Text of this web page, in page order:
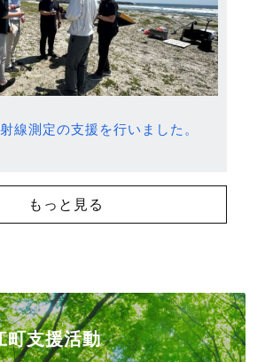
線測定の支援を行いました。
もっと見る
町支援活動